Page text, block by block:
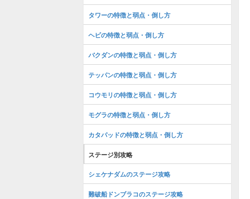
タワーの特徴と弱点・倒し方
ヘビの特徴と弱点・倒し方
バクダンの特徴と弱点・倒し方
テッパンの特徴と弱点・倒し方
コウモリの特徴と弱点・倒し方
モグラの特徴と弱点・倒し方
カタパッドの特徴と弱点・倒し方
ステージ別攻略
シェケナダムのステージ攻略
難破船ドンブラコのステージ攻略